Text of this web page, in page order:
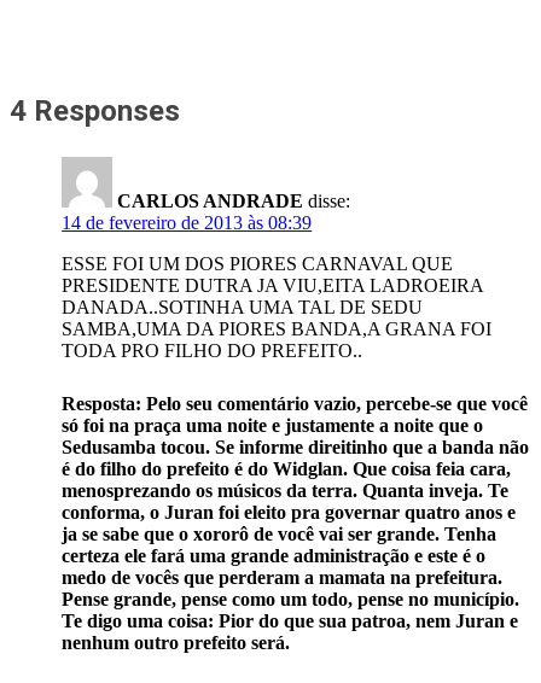
4 Responses
CARLOS ANDRADE disse:
14 de fevereiro de 2013 às 08:39
ESSE FOI UM DOS PIORES CARNAVAL QUE
PRESIDENTE DUTRA JA VIU,EITA LADROEIRA
DANADA..SOTINHA UMA TAL DE SEDU
SAMBA,UMA DA PIORES BANDA,A GRANA FOI
TODA PRO FILHO DO PREFEITO..
Resposta: Pelo seu comentário vazio, percebe-se que você
só foi na praça uma noite e justamente a noite que o
Sedusamba tocou. Se informe direitinho que a banda não
é do filho do prefeito é do Widglan. Que coisa feia cara,
menosprezando os músicos da terra. Quanta inveja. Te
conforma, o Juran foi eleito pra governar quatro anos e
ja se sabe que o xororô de você vai ser grande. Tenha
certeza ele fará uma grande administração e este é o
medo de vocês que perderam a mamata na prefeitura.
Pense grande, pense como um todo, pense no município.
Te digo uma coisa: Pior do que sua patroa, nem Juran e
nenhum outro prefeito será.